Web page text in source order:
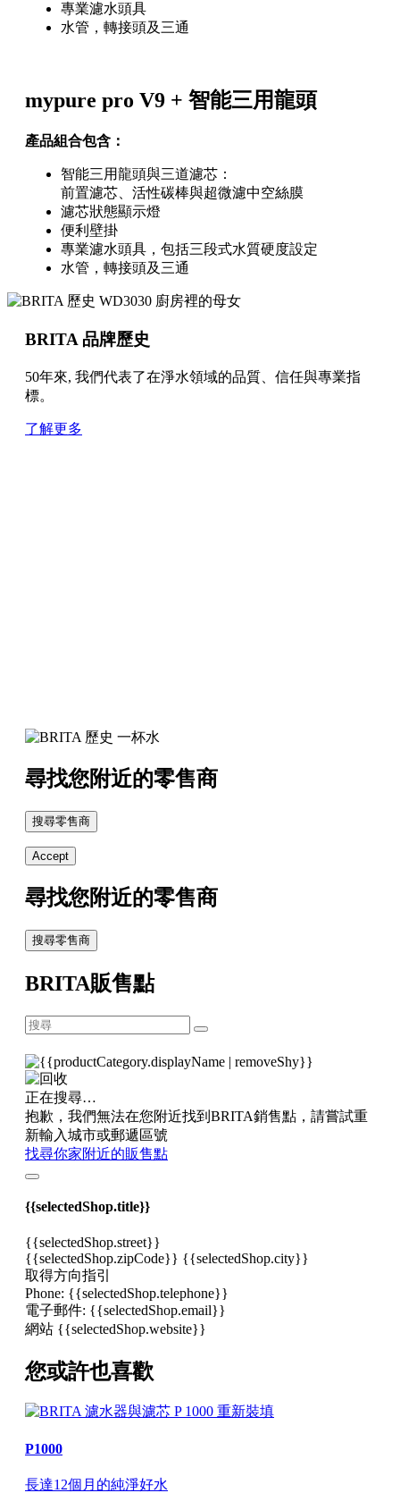
專業濾水頭具
水管，轉接頭及三通
mypure pro V9 + 智能三用龍頭
產品組合包含：
智能三用龍頭與三道濾芯：
前置濾芯、活性碳棒與超微濾中空絲膜
濾芯狀態顯示燈
便利壁掛
專業濾水頭具，包括三段式水質硬度設定
水管，轉接頭及三通
BRITA 品牌歷史
50年來, 我們代表了在淨水領域的品質、信任與專業指
標。
了解更多
尋找您附近的零售商
搜尋零售商
Accept
尋找您附近的零售商
搜尋零售商
BRITA販售點
正在搜尋…
抱歉，我們無法在您附近找到BRITA銷售點，請嘗試重
新輸入城市或郵遞區號
找尋你家附近的販售點
{{selectedShop.title}}
{{selectedShop.street}}
{{selectedShop.zipCode}} {{selectedShop.city}}
取得方向指引
Phone: {{selectedShop.telephone}}
電子郵件: {{selectedShop.email}}
網站 {{selectedShop.website}}
您或許也喜歡
P1000
長達12個月的純淨好水